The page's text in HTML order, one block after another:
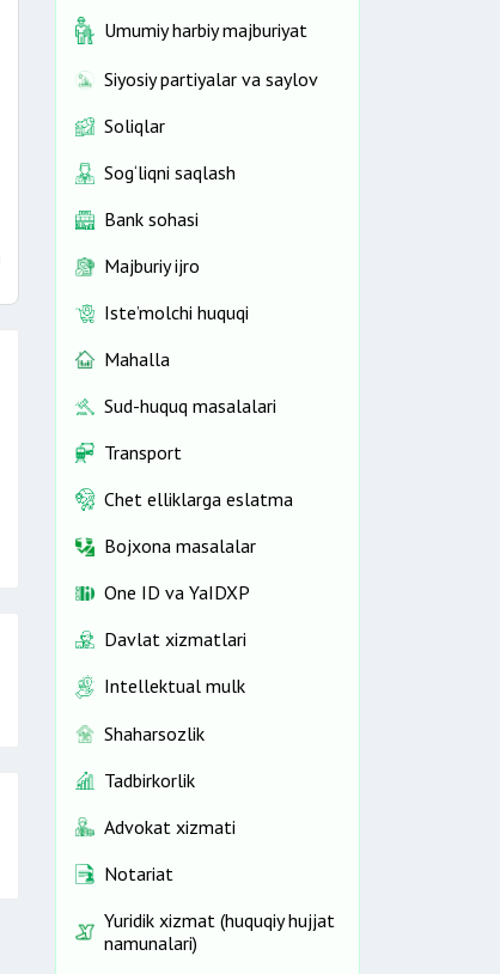
Umumiy harbiy majburiyat
Siyosiy partiyalar va saylov
Soliqlar
Sog‘liqni saqlash
Bank sohasi
Majburiy ijro
Iste’molchi huquqi
Mahalla
Sud-huquq masalalari
Transport
Chet elliklarga eslatma
Bojxona masalalar
One ID vа YaIDXP
Davlat xizmatlari
Intellektual mulk
Shaharsozlik
Tadbirkorlik
Advokat xizmati
Notariat
Yuridik xizmat (huquqiy hujjat
namunalari)